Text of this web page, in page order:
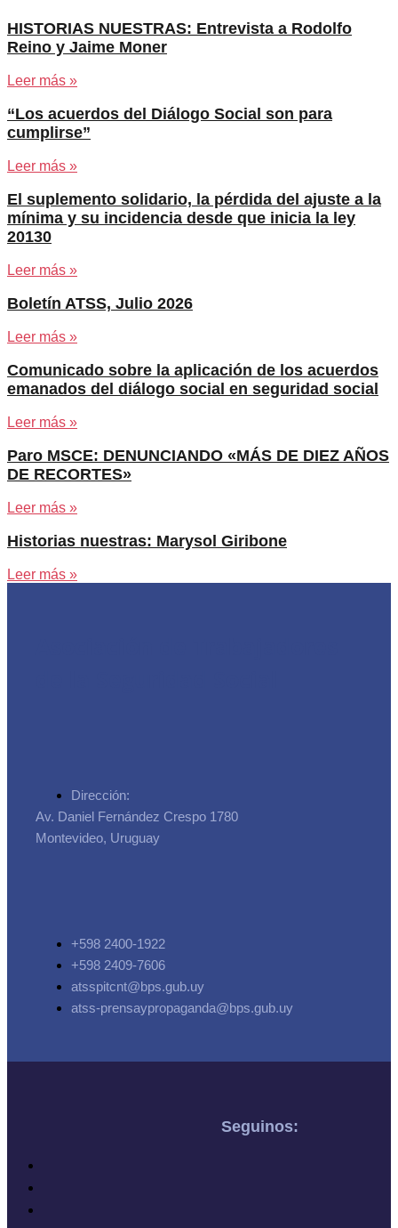
HISTORIAS NUESTRAS: Entrevista a Rodolfo
Reino y Jaime Moner
Leer más »
“Los acuerdos del Diálogo Social son para
cumplirse”
Leer más »
El suplemento solidario, la pérdida del ajuste a la
mínima y su incidencia desde que inicia la ley
20130
Leer más »
Boletín ATSS, Julio 2026
Leer más »
Comunicado sobre la aplicación de los acuerdos
emanados del diálogo social en seguridad social
Leer más »
Paro MSCE: DENUNCIANDO «MÁS DE DIEZ AÑOS
DE RECORTES»
Leer más »
Historias nuestras: Marysol Giribone
Leer más »
Dirección:
Av. Daniel Fernández Crespo 1780
Montevideo, Uruguay
+598 2400-1922
+598 2409-7606
atsspitcnt@bps.gub.uy
atss-prensaypropaganda@bps.gub.uy
Seguinos: